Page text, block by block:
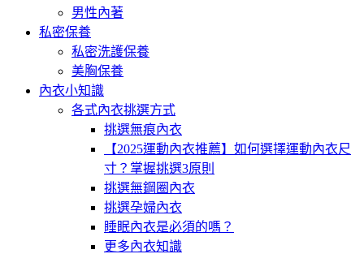
男性內著
私密保養
私密洗護保養
美胸保養
內衣小知識
各式內衣挑選方式
挑選無痕內衣
【2025運動內衣推薦】如何選擇運動內衣尺
寸？掌握挑選3原則
挑選無鋼圈內衣
挑選孕婦內衣
睡眠內衣是必須的嗎？
更多內衣知識